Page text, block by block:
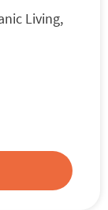
Living,